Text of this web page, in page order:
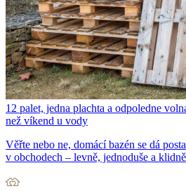
12 palet, jedna plachta a odpoledne
než víkend u vody
Věřte nebo ne, domácí bazén se dá
v obchodech – levně, jednoduše a